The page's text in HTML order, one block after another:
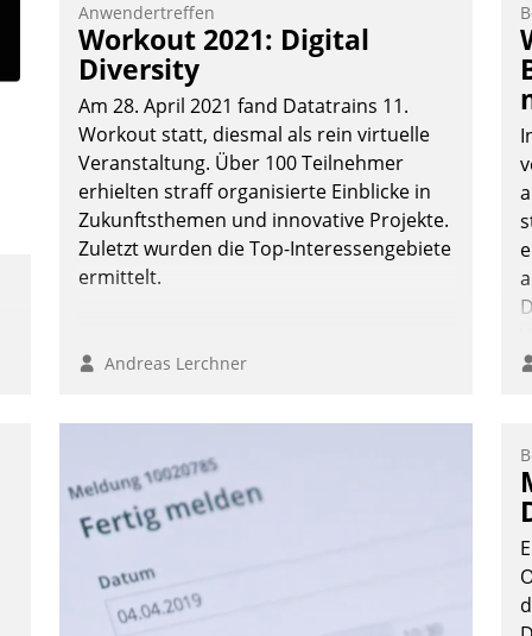
Anwendertreffen
Workout 2021: Digital
Diversity
Am 28. April 2021 fand Datatrains 11.
Workout statt, diesmal als rein virtuelle
Veranstaltung. Über 100 Teilnehmer
erhielten straff organisierte Einblicke in
Zukunftsthemen und innovative Projekte.
Zuletzt wurden die Top-Interessengebiete
ermittelt.
Andreas Lerchner